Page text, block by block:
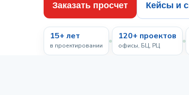
Заказать просчет Кейсы и
15+ лет
в проектировании
120+ проектов
офисы, БЦ, РЦ